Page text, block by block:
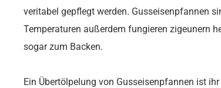
veritabel gepflegt werden. Gusseisenpfannen
Temperaturen außerdem fungieren zigeunern
sogar zum Backen.
Ein Übertölpelung von Gusseisenpfannen ist